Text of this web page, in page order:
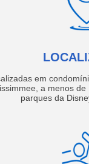
em
a menos
parques da